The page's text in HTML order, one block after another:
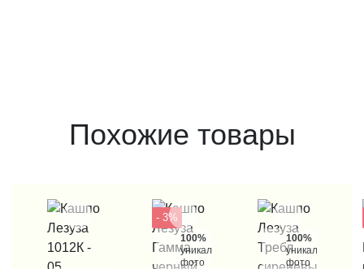
Похожие товары
- 3%
100%
уникальные
фото
100%
уникальные
фото